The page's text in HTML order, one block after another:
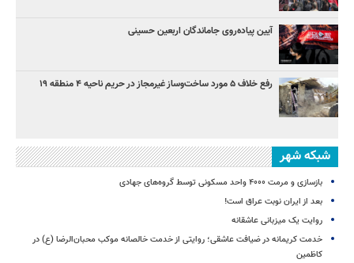
آیین پیاده‌روی جاماندگان اربعین حسینی
رفع خلاف ۵ مورد ساخت‌وساز غیرمجاز در حریم ناحیه ۴ منطقه ۱۹
شبکه شهر
بازسازی و مرمت ۴۰۰۰ واحد مسکونی توسط گروه‌های جهادی
بعد از ایران نوبت عراق است!
روایت یک میزبانی عاشقانه
خدمت کریمانه در ضیافت عاشقی؛ روایتی از خدمت خالصانه موکب محبان‌الرضا (ع) در
کاظمین